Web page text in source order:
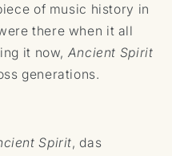
of music history in
there when it all
it now, Ancient Spirit
generations.
Spirit, das